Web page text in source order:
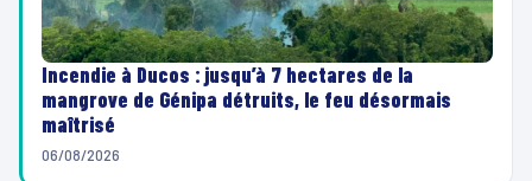
Incendie à Ducos : jusqu’à 7 hectares de la
mangrove de Génipa détruits, le feu désormais
maîtrisé
06/08/2026